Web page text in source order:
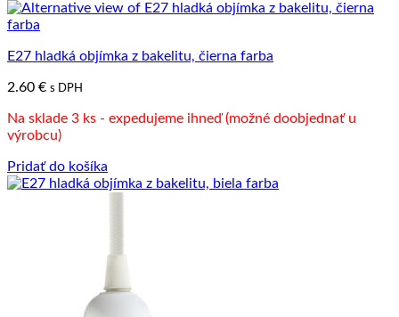
E27 hladká objímka z bakelitu, čierna farba
2.60 € s DPH
Na sklade 3 ks - expedujeme ihneď (možné doobjednať u
výrobcu)
Pridať do košíka